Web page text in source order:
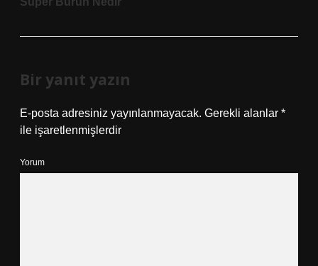
Bir yanıt yazın
E-posta adresiniz yayınlanmayacak. Gerekli alanlar *
ile işaretlenmişlerdir
Yorum